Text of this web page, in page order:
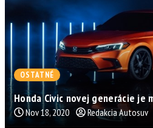
OSTATNÉ
Honda Civic novej generácie je
Nov 18, 2020 Redakcia Autosuv